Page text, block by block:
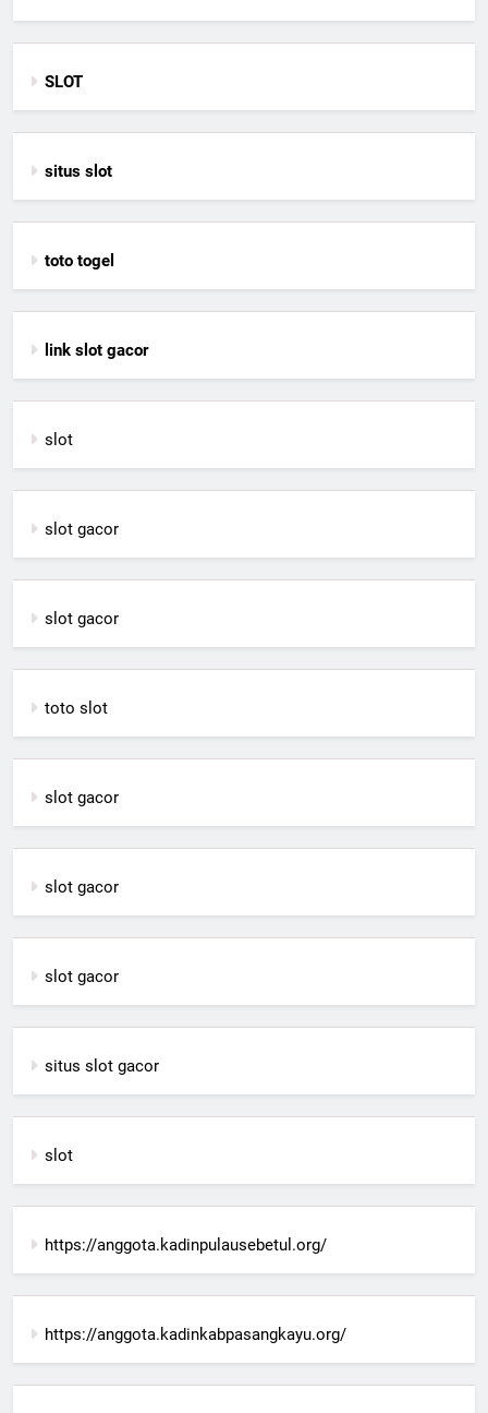
SLOT
situs slot
toto togel
link slot gacor
slot
slot gacor
slot gacor
toto slot
slot gacor
slot gacor
slot gacor
situs slot gacor
slot
https://anggota.kadinpulausebetul.org/
https://anggota.kadinkabpasangkayu.org/